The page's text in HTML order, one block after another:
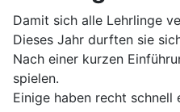
Damit sich alle Lehrlinge
Dieses Jahr durften sie
Nach einer kurzen
spielen.
Einige haben recht